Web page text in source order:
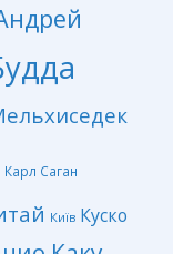
Карл Саган
Київ Куско